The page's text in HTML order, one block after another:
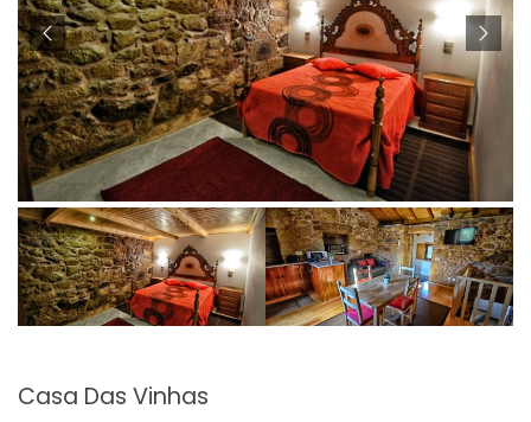
Casa Das Vinhas